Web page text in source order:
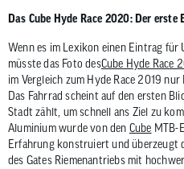
Das Cube Hyde Race 2020: Der erste
Wenn es im Lexikon einen Eintrag für
müsste das Foto desCube Hyde Race
im Vergleich zum Hyde Race 2019
Das Fahrrad scheint auf den ersten
Stadt zählt, um schnell ans Ziel zu
Aluminium wurde von den Cube MTB-
Erfahrung konstruiert und überzeugt
des Gates Riemenantriebs mit